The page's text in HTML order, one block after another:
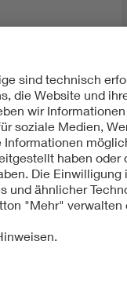
Sie immer top
in der